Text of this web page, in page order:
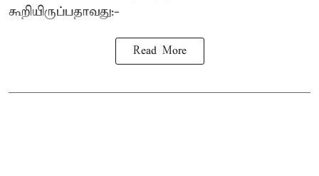
கூறியிருப்பதாவது:-
Read More